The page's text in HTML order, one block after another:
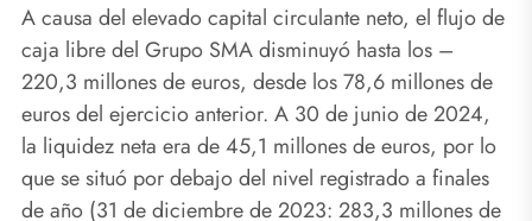
A causa del elevado capital circulante neto, el flujo de
caja libre del Grupo SMA disminuyó hasta los –
220,3 millones de euros, desde los 78,6 millones de
euros del ejercicio anterior. A 30 de junio de 2024,
la liquidez neta era de 45,1 millones de euros, por lo
que se situó por debajo del nivel registrado a finales
de año (31 de diciembre de 2023: 283,3 millones de